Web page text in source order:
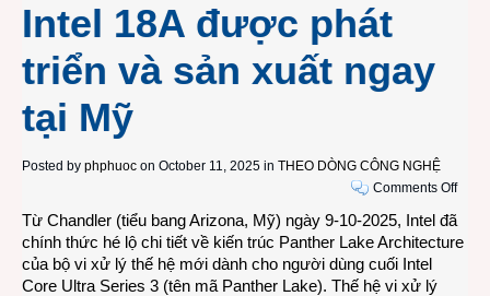
Intel 18A được phát
triển và sản xuất ngay
tại Mỹ
Posted by phphuoc on October 11, 2025 in THEO DÒNG CÔNG NGHỆ
Comments Offon
công
bố
Từ Chandler (tiểu bang Arizona, Mỹ) ngày 9-10-2025, Intel đã
chính thức hé lộ chi tiết về kiến trúc Panther Lake Architecture
của bộ vi xử lý thế hệ mới dành cho người dùng cuối Intel
Core Ultra Series 3 (tên mã Panther Lake). Thế hệ vi xử lý